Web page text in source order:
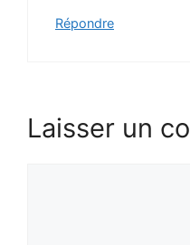
Répondre
Laisser un